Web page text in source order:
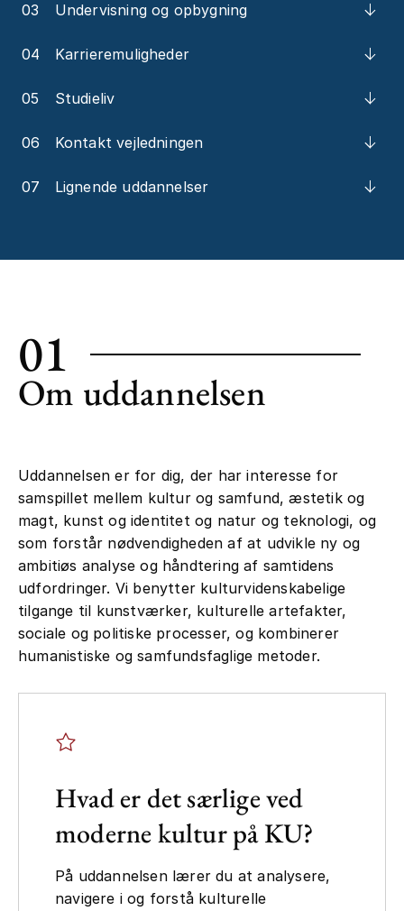
03 Undervisning og opbygning
04 Karrieremuligheder
05 Studieliv
06 Kontakt vejledningen
07 Lignende uddannelser
01
Om uddannelsen
Uddannelsen er for dig, der har interesse for
samspillet mellem kultur og samfund, æstetik og
magt, kunst og identitet og natur og teknologi, og
som forstår nødvendigheden af at udvikle ny og
ambitiøs analyse og håndtering af samtidens
udfordringer. Vi benytter kulturvidenskabelige
tilgange til kunstværker, kulturelle artefakter,
sociale og politiske processer, og kombinerer
humanistiske og samfundsfaglige metoder.
Hvad er det særlige ved
moderne kultur på KU?
På uddannelsen lærer du at analysere,
navigere i og forstå kulturelle